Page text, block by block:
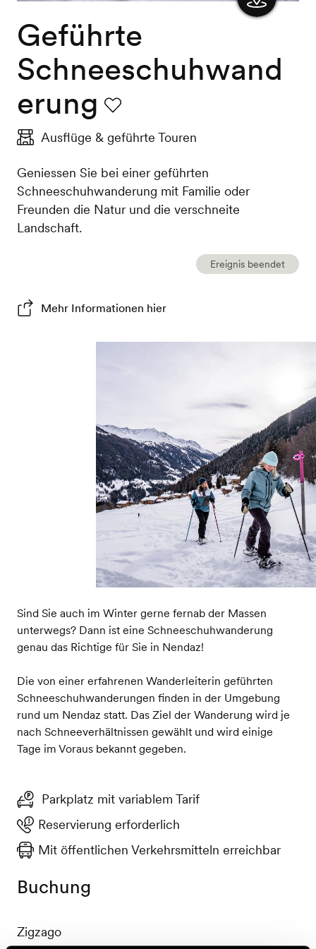
Geführte
Schneeschuhwand
erung
Ausflüge & geführte Touren
Geniessen Sie bei einer geführten
Schneeschuhwanderung mit Familie oder
Freunden die Natur und die verschneite
Landschaft.
Ereignis beendet
Mehr Informationen hier
Sind Sie auch im Winter gerne fernab der Massen
unterwegs? Dann ist eine Schneeschuhwanderung
genau das Richtige für Sie in Nendaz!
Die von einer erfahrenen Wanderleiterin geführten
Schneeschuhwanderungen finden in der Umgebung
rund um Nendaz statt. Das Ziel der Wanderung wird je
nach Schneeverhältnissen gewählt und wird einige
Tage im Voraus bekannt gegeben.
Parkplatz mit variablem Tarif
Reservierung erforderlich
Mit öffentlichen Verkehrsmitteln erreichbar
Buchung
Zigzago